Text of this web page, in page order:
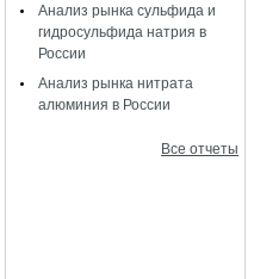
Анализ рынка сульфида и
гидросульфида натрия в
России
Анализ рынка нитрата
алюминия в России
Все отчеты